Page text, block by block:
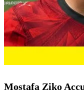
Mostafa Ziko